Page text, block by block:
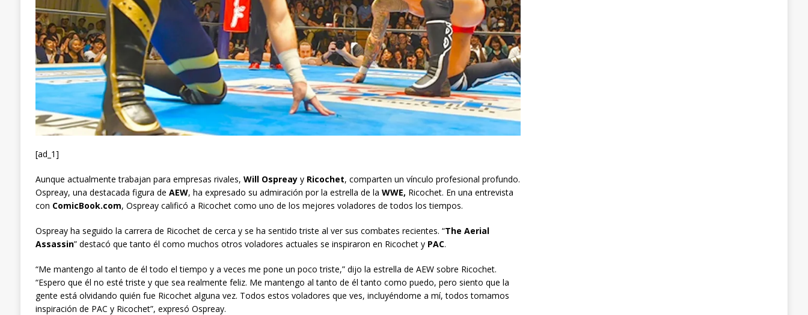
[ad_1]
Aunque actualmente trabajan para empresas rivales, Will Ospreayy Ricochet, comparten un vínculo profesional profundo.
Ospreay, una destacada figura de AEW, ha expresado su admiración por la estrella de la WWE, Ricochet. En una entrevista
con ComicBook.com, Ospreay calificó a Ricochet como uno de los mejores voladores de todos los tiempos.
Ospreay ha seguido la carrera de Ricochet de cerca y se ha sentido triste al ver sus combates recientes. “The Aerial
Assassin” destacó que tanto él como muchos otros voladores actuales se inspiraron en Ricochet y PAC.
“Me mantengo al tanto de él todo el tiempo y a veces me pone un poco triste,” dijo la estrella de AEW sobre Ricochet.
“Espero que él no esté triste y que sea realmente feliz. Me mantengo al tanto de él tanto como puedo, pero siento que la
gente está olvidando quién fue Ricochet alguna vez. Todos estos voladores que ves, incluyéndome a mí, todos tomamos
inspiración de PAC y Ricochet”, expresó Ospreay.